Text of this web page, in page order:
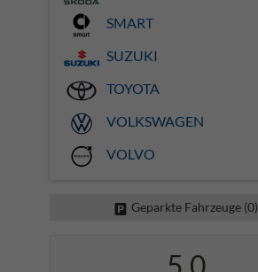
SMART
SUZUKI
TOYOTA
VOLKSWAGEN
VOLVO
Geparkte Fahrzeuge (0)